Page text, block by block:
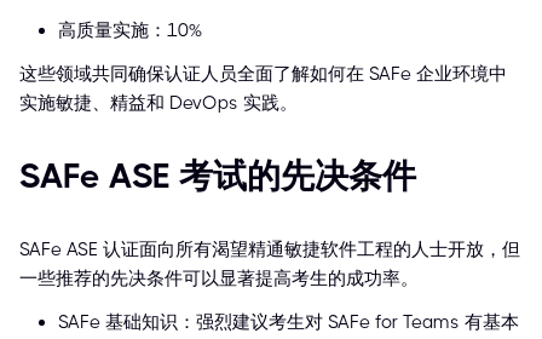
高质量实施：10%
这些领域共同确保认证人员全面了解如何在 SAFe 企业环境中
实施敏捷、精益和 DevOps 实践。
SAFe ASE 考试的先决条件
SAFe ASE 认证面向所有渴望精通敏捷软件工程的人士开放，但
一些推荐的先决条件可以显著提高考生的成功率。
SAFe 基础知识：强烈建议考生对 SAFe for Teams 有基本